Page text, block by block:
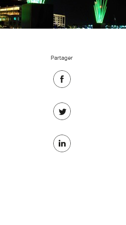
Partager
sur
Facebook
sur
Twitter